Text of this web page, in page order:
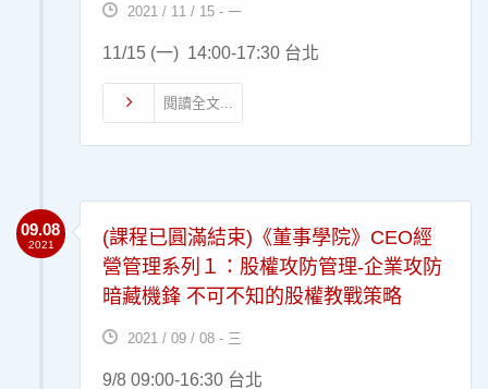
2021 / 11 / 15 - 一
11/15 (一) 14:00-17:30 台北
閱讀全文...
09.08
2021
(課程已圓滿結束)《董事學院》CEO經
營管理系列１：股權攻防管理-企業攻防
暗藏機鋒 不可不知的股權教戰策略
2021 / 09 / 08 - 三
9/8 09:00-16:30 台北